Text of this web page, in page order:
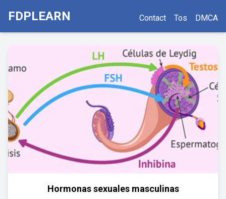
FDPLEARN Contact Tos DMCA
Hormonas sexuales masculinas